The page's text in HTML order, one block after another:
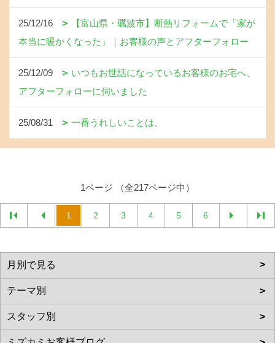
25/12/16
【富山県・礪波市】断熱リフォームで「家が
本当に暖かくなった」｜お客様の声とアフターフォロー
25/12/09
いつもお世話になっているお客様のお宅へ、
アフターフォローに伺いました
25/08/31 一番うれしいことは、
1ページ （全217ページ中）
1 2 3 4 5 6